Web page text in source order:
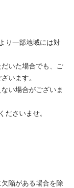
り一部地域には対
いた場合でも、ご
います。
い場合がございま
ださいませ。
陥がある場合を除